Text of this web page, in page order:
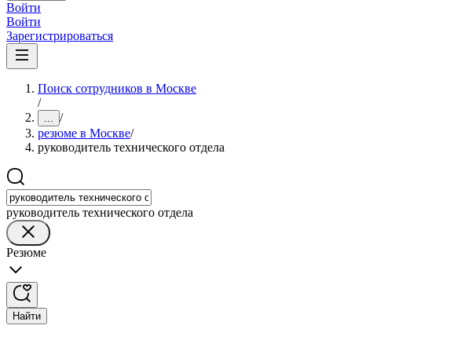
Войти
Войти
Зарегистрироваться
Поиск сотрудников в Москве
/
... /
резюме в Москве/
руководитель технического отдела
руководитель технического отдела
Резюме
Найти